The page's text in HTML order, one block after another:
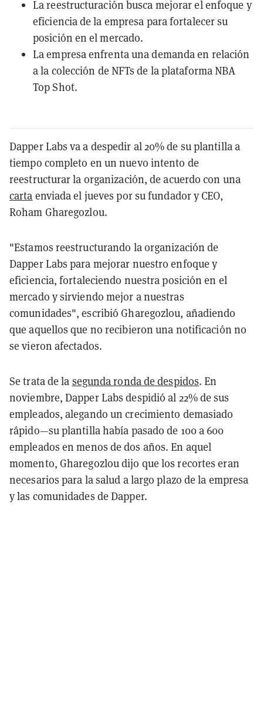
La reestructuración busca mejorar el enfoque y
eficiencia de la empresa para fortalecer su
posición en el mercado.
La empresa enfrenta una demanda en relación
a la colección de NFTs de la plataforma NBA
Top Shot.
Dapper Labs va a despedir al 20% de su plantilla a
tiempo completo en un nuevo intento de
reestructurar la organización, de acuerdo con una
carta enviada el jueves por su fundador y CEO,
Roham Gharegozlou.
"Estamos reestructurando la organización de
Dapper Labs para mejorar nuestro enfoque y
eficiencia, fortaleciendo nuestra posición en el
mercado y sirviendo mejor a nuestras
comunidades", escribió Gharegozlou, añadiendo
que aquellos que no recibieron una notificación no
se vieron afectados.
Se trata de la segunda ronda de despidos. En
noviembre, Dapper Labs despidió al 22% de sus
empleados, alegando un crecimiento demasiado
rápido—su plantilla había pasado de 100 a 600
empleados en menos de dos años. En aquel
momento, Gharegozlou dijo que los recortes eran
necesarios para la salud a largo plazo de la empresa
y las comunidades de Dapper.